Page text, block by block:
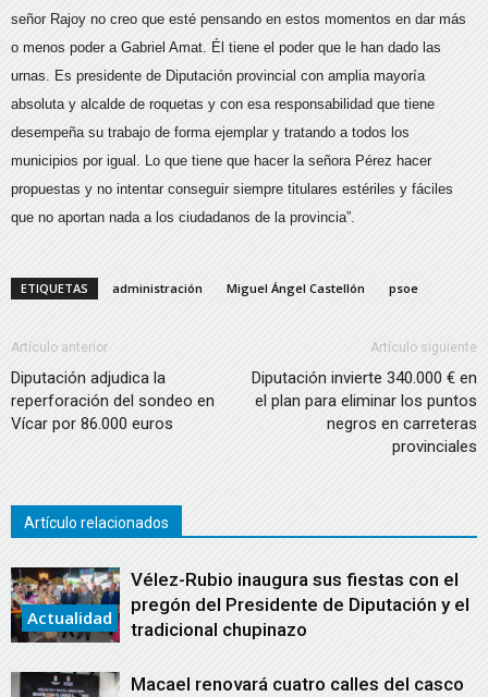
señor Rajoy no creo que esté pensando en estos momentos en dar más
o menos poder a Gabriel Amat. Él tiene el poder que le han dado las
urnas. Es presidente de Diputación provincial con amplia mayoría
absoluta y alcalde de roquetas y con esa responsabilidad que tiene
desempeña su trabajo de forma ejemplar y tratando a todos los
municipios por igual. Lo que tiene que hacer la señora Pérez hacer
propuestas y no intentar conseguir siempre titulares estériles y fáciles
que no aportan nada a los ciudadanos de la provincia”.
ETIQUETAS administración Miguel Ángel Castellón psoe
Artículo anterior
Diputación adjudica la
reperforación del sondeo en
Vícar por 86.000 euros
Artículo siguiente
Diputación invierte 340.000 € en
el plan para eliminar los puntos
negros en carreteras
provinciales
Artículo relacionados
Actualidad
Vélez-Rubio inaugura sus fiestas con el
pregón del Presidente de Diputación y el
tradicional chupinazo
Macael renovará cuatro calles del casco